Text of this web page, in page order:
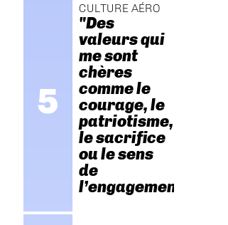
CULTURE AÉRO
"Des
valeurs qui
me sont
chères
comme le
courage, le
patriotisme,
le sacrifice
ou le sens
de
l’engagement."